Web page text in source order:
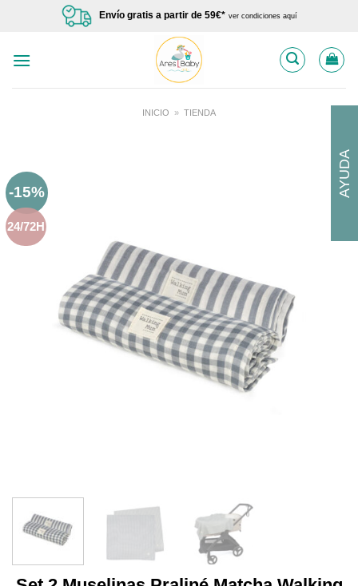
Envío gratis a partir de 59€* ver condiciones aquí
INICIO » TIENDA
-15%
24/72H
AYUDA